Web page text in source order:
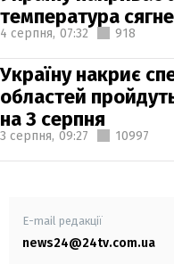
температура
4 серпня, 07:32 918
Україну накриє
областей
на 3 серпня
3 серпня, 09:27 10997
E-mail редакції
news24@24tv.com.ua